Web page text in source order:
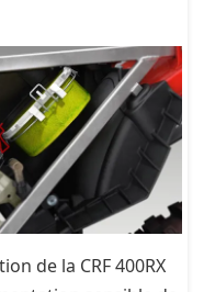
de la CRF 400RX